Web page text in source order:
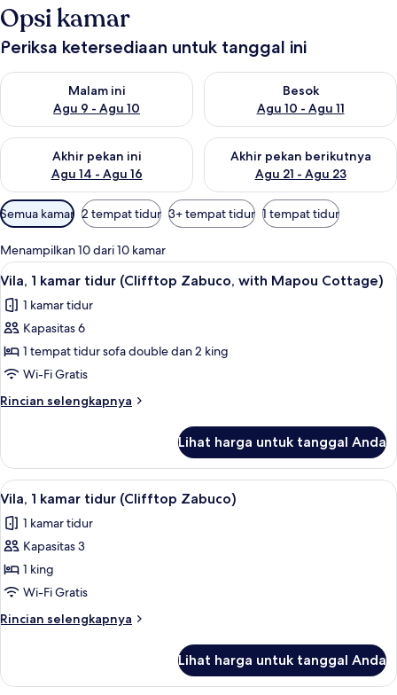
Opsi kamar
Periksa ketersediaan untuk tanggal ini
Malam ini
Agu 9 - Agu 10
Periksa ketersediaan untuk malam ini Agu 9 - Agu 10
Besok
Agu 10 - Agu 11
Periksa ketersediaan untuk
Akhir pekan ini
Agu 14 - Agu 16
Periksa ketersediaan untuk akhir pekan ini Agu 14 - Agu 16
Akhir pekan berikutnya
Agu 21 - Agu 23
Periksa ketersediaan untuk
Filter
tersedia
untuk
kamar
Semua kamar 2 tempat tidur 3+ tempat tidur 1 tempat tidur
Menampilkan 10 dari 10 kamar
Lihat
semua
foto
untuk
Vila,
1
kamar
tidur
Zabuco,
with
Mapou
Cottage)
Selimut bulu angsa, brankas, meja
5
Vila, 1 kamar tidur (Clifftop Zabuco, with Mapou Cottage)
1 kamar tidur
Kapasitas 6
1 tempat tidur sofa double dan 2 king
Wi-Fi Gratis
Rincian selengkapnya
Rincian
Vila,
kamar
(Clifftop
Zabuco,
Mapou
Cottage)
Lihat harga untuk tanggal Anda
Lihat
semua
foto
untuk
Vila,
1
kamar
tidur
Zabuco)
Selimut bulu angsa, brankas, meja
6
Vila, 1 kamar tidur (Clifftop Zabuco)
1 kamar tidur
Kapasitas 3
1 king
Wi-Fi Gratis
Rincian selengkapnya
Rincian
Vila,
Lihat harga untuk tanggal Anda